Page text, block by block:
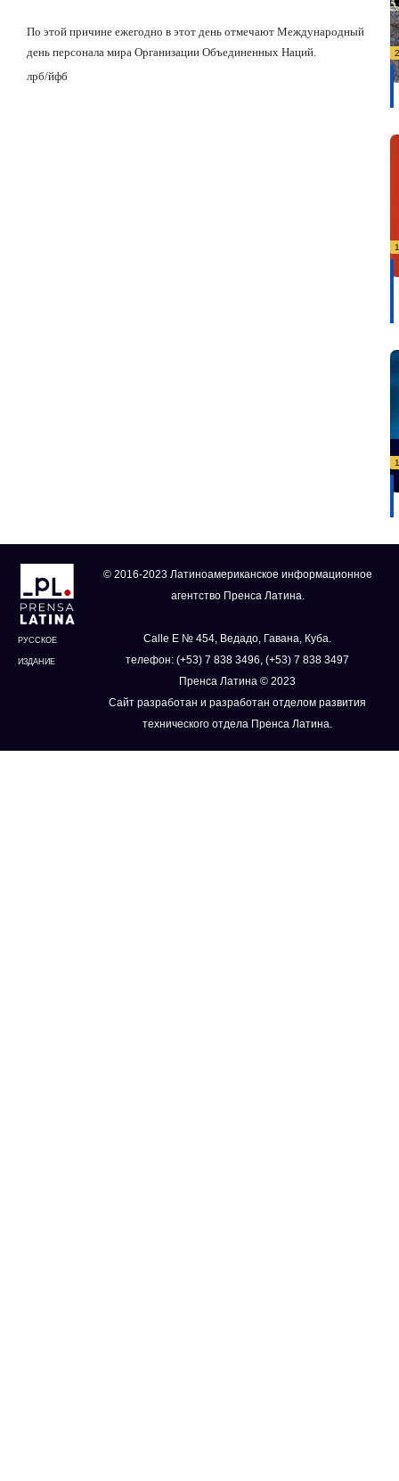
По этой причине ежегодно в этот день отмечают Международный
день персонала мира Организации Объединенных Наций.
лрб/йфб
РУССКОЕ
ИЗДАНИЕ
© 2016-2023 Латиноамериканское информационное
агентство Пренса Латина.
Calle E № 454, Ведадо, Гавана, Куба.
телефон: (+53) 7 838 3496, (+53) 7 838 3497
Пренса Латина © 2023
Сайт разработан и разработан отделом развития
технического отдела Пренса Латина.